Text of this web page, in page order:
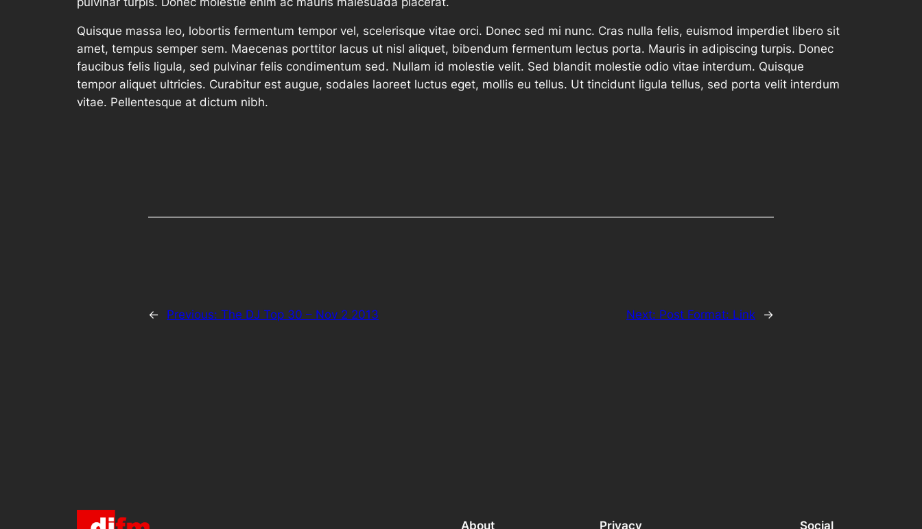
Quisque massa leo, lobortis fermentum tempor vel, scelerisque vitae orci. Donec sed mi nunc. Cras nulla felis, euismod imperdiet libero sit
amet, tempus semper sem. Maecenas porttitor lacus ut nisl aliquet, bibendum fermentum lectus porta. Mauris in adipiscing turpis. Donec
faucibus felis ligula, sed pulvinar felis condimentum sed. Nullam id molestie velit. Sed blandit molestie odio vitae interdum. Quisque
tempor aliquet ultricies. Curabitur est augue, sodales laoreet luctus eget, mollis eu tellus. Ut tincidunt ligula tellus, sed porta velit interdum
vitae. Pellentesque at dictum nibh.
← Previous: The DJ Top 30 – Nov 2 2013 Next: Post Format: Link →
About Privacy Social